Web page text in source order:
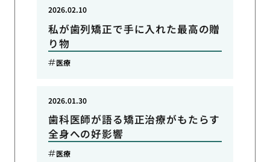
私が歯列矯正で手に入れた最高の贈
り物
2026.02.10
医療
歯科医師が語る矯正治療がもたらす
全身への好影響
2026.01.30
医療